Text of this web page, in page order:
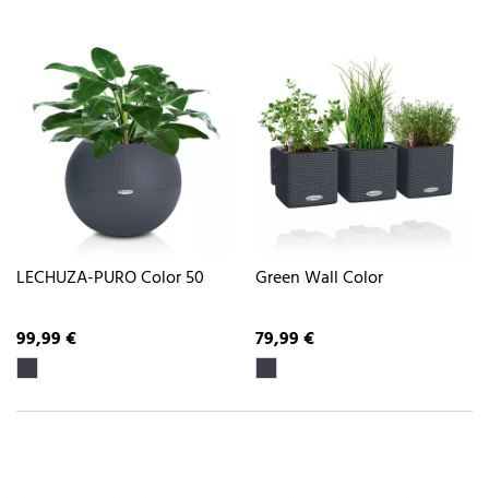
LECHUZA-PURO Color 50
99,99 €
Green Wall Color
79,99 €